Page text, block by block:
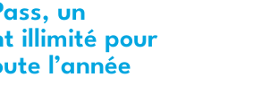
un
illimité pour
l’année